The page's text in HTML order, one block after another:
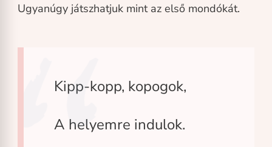
Ugyanúgy játszhatjuk mint az első mondókát.
Kipp-kopp, kopogok,
A helyemre indulok.